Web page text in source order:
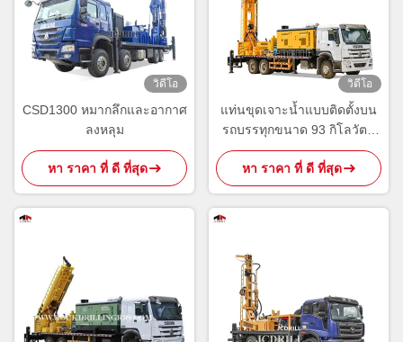
วิดีโอ
CSD1300 หมากลึกและอากาศ
ลงหลุม
หา ราคา ที่ ดี ที่สุด
วิดีโอ
แท่นขุดเจาะน้ำแบบติดตั้งบน
รถบรรทุกขนาด 93 กิโลวัตต์
เพื่อการเกษตร
หา ราคา ที่ ดี ที่สุด